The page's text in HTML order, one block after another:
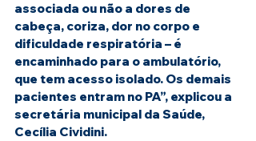
associada ou não a dores de
cabeça, coriza, dor no corpo e
dificuldade respiratória – é
encaminhado para o ambulatório,
que tem acesso isolado. Os demais
pacientes entram no PA”, explicou a
secretária municipal da Saúde,
Cecília Cividini.